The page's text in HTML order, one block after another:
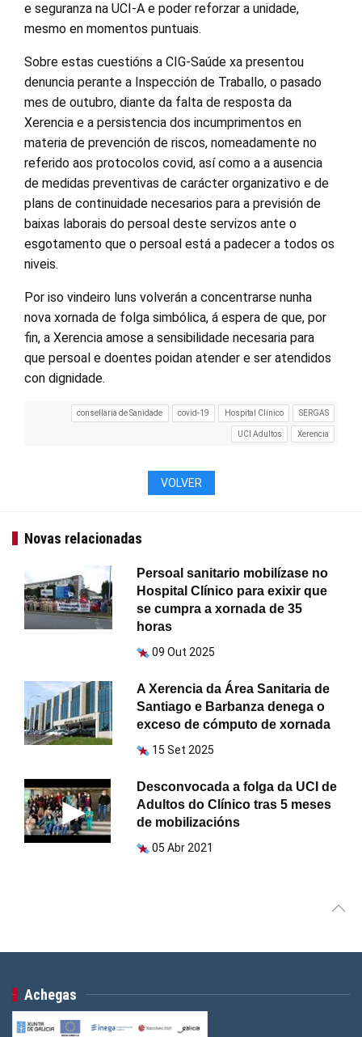
e seguranza na UCI-A e poder reforzar a unidade,
mesmo en momentos puntuais.
Sobre estas cuestións a CIG-Saúde xa presentou
denuncia perante a Inspección de Traballo, o pasado
mes de outubro, diante da falta de resposta da
Xerencia e a persistencia dos incumprimentos en
materia de prevención de riscos, nomeadamente no
referido aos protocolos covid, así como a a ausencia
de medidas preventivas de carácter organizativo e de
plans de continuidade necesarios para a previsión de
baixas laborais do persoal deste servizos ante o
esgotamento que o persoal está a padecer a todos os
niveis.
Por iso vindeiro luns volverán a concentrarse nunha
nova xornada de folga simbólica, á espera de que, por
fin, a Xerencia amose a sensibilidade necesaria para
que persoal e doentes poidan atender e ser atendidos
con dignidade.
consellaría de Sanidade covid-19 Hospital Clínico SERGAS
UCI Adultos Xerencia
VOLVER
Novas relacionadas
Persoal sanitario mobilízase no
Hospital Clínico para exixir que
se cumpra a xornada de 35
horas
09 Out 2025
A Xerencia da Área Sanitaria de
Santiago e Barbanza denega o
exceso de cómputo de xornada
15 Set 2025
Desconvocada a folga da UCI de
Adultos do Clínico tras 5 meses
de mobilizacións
05 Abr 2021
Achegas